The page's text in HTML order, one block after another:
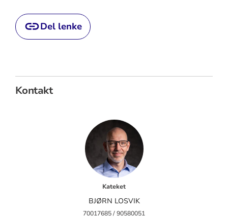
Del lenke
Kontakt
Kateket
BJØRN LOSVIK
70017685 / 90580051